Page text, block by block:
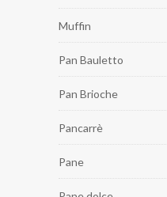
Muffin
Pan Bauletto
Pan Brioche
Pancarrè
Pane